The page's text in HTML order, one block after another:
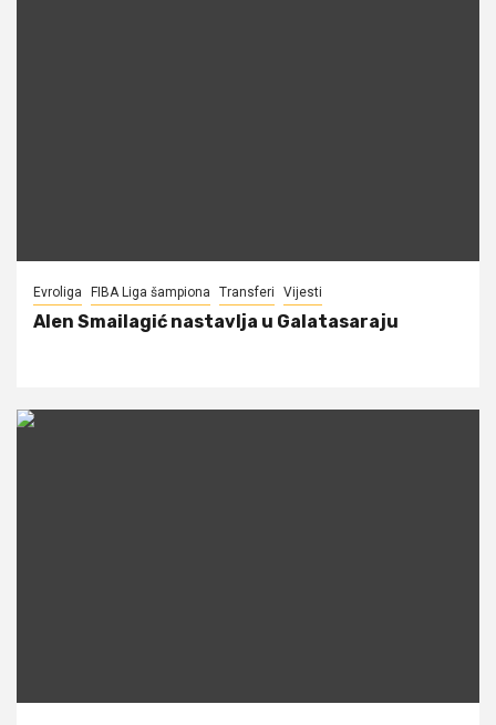
Evroliga FIBA Liga šampiona Transferi Vijesti
Alen Smailagić nastavlja u Galatasaraju